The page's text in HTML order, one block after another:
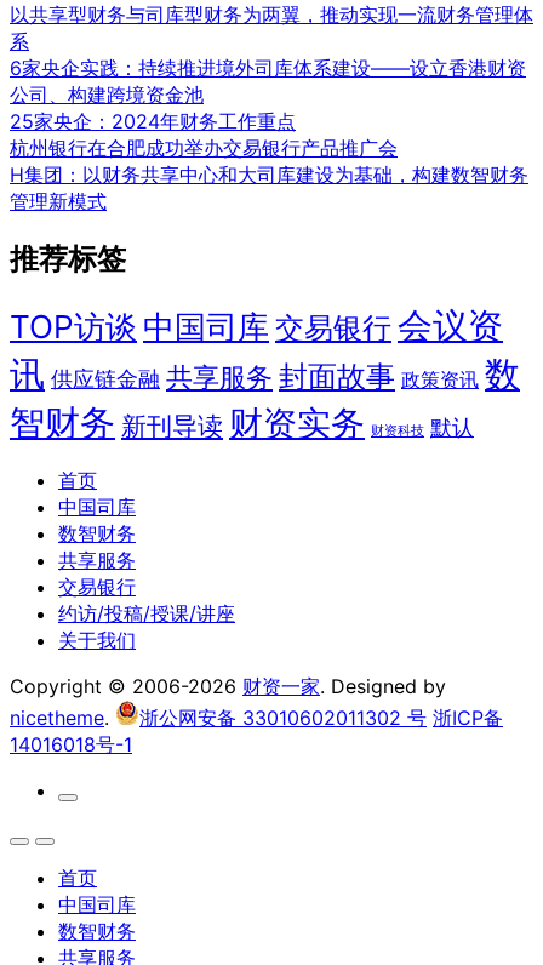
以共享型财务与司库型财务为两翼，推动实现一流财务管理体
系
6家央企实践：持续推进境外司库体系建设——设立香港财资
公司、构建跨境资金池
25家央企：2024年财务工作重点
杭州银行在合肥成功举办交易银行产品推广会
H集团：以财务共享中心和大司库建设为基础，构建数智财务
管理新模式
推荐标签
TOP访谈 中国司库 交易银行会议资
讯 供应链金融 共享服务 封面故事 政策资讯 数
智财务 新刊导读 财资实务 财资科技 默认
首页
中国司库
数智财务
共享服务
交易银行
约访/投稿/授课/讲座
关于我们
Copyright © 2006-2026 财资一家. Designed by
nicetheme. 浙公网安备 33010602011302 号 浙ICP备
14016018号-1
首页
中国司库
数智财务
共享服务